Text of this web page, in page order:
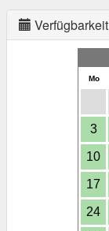
Verfügbarkeit
Mo
3
10
17
24